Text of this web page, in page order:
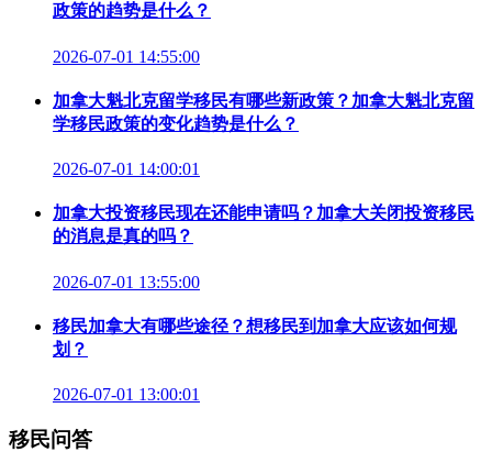
政策的趋势是什么？
2026-07-01 14:55:00
加拿大魁北克留学移民有哪些新政策？加拿大魁北克留
学移民政策的变化趋势是什么？
2026-07-01 14:00:01
加拿大投资移民现在还能申请吗？加拿大关闭投资移民
的消息是真的吗？
2026-07-01 13:55:00
移民加拿大有哪些途径？想移民到加拿大应该如何规
划？
2026-07-01 13:00:01
移民问答